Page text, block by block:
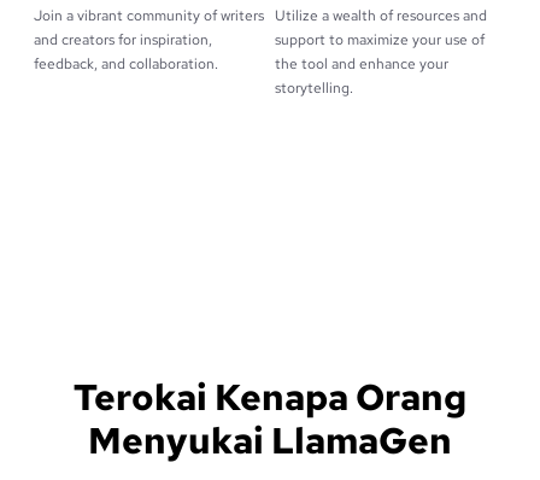
Join a vibrant community of writers
and creators for inspiration,
feedback, and collaboration.
Utilize a wealth of resources and
support to maximize your use of
the tool and enhance your
storytelling.
Terokai Kenapa Orang
Menyukai LlamaGen